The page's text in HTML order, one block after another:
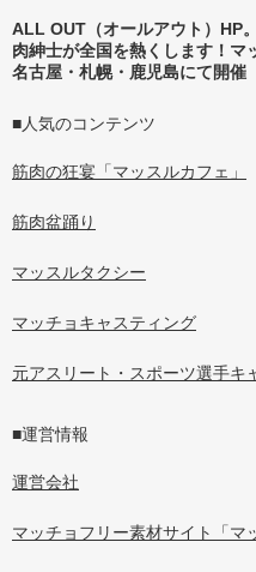
ALL OUT（オールアウト）HP
肉紳士が全国を熱くします！マ
名古屋・札幌・鹿児島にて開催
■人気のコンテンツ
筋肉の狂宴「マッスルカフェ」
筋肉盆踊り
マッスルタクシー
マッチョキャスティング
元アスリート・スポーツ選手キ
■運営情報
運営会社
マッチョフリー素材サイト「マ